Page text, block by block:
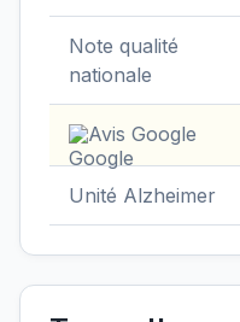
Note qualité
nationale
Avis Google
Unité Alzheimer